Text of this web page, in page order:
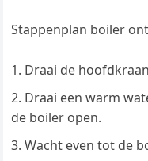
Stappenplan boiler
Draai de
Draai een warm
de boiler open.
Wacht even tot de